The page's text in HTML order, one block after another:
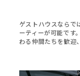
ゲストハウスならで
ーティーが可能です
わる仲間たちを歓迎